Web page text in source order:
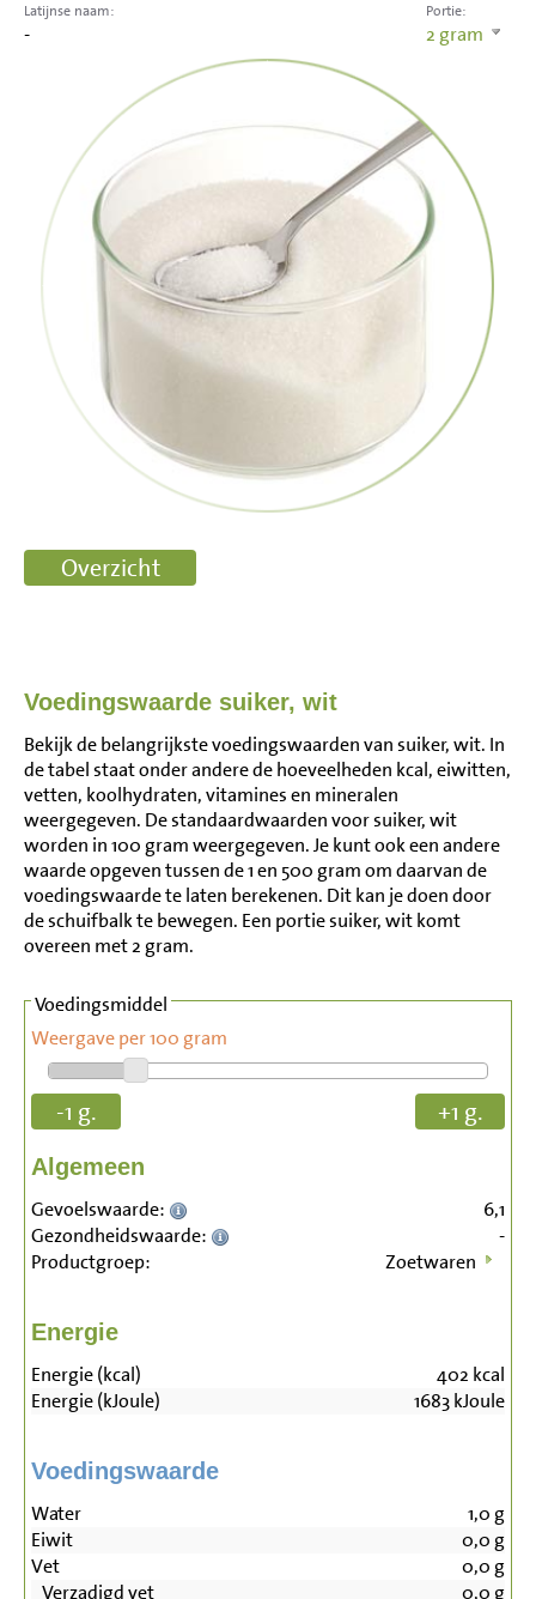
Portie:
2 gram
Latijnse naam:
-
Voedingswaarde suiker, wit
Bekijk de belangrijkste voedingswaarden van suiker, wit. In
de tabel staat onder andere de hoeveelheden kcal, eiwitten,
vetten, koolhydraten, vitamines en mineralen
weergegeven. De standaardwaarden voor suiker, wit
worden in 100 gram weergegeven. Je kunt ook een andere
waarde opgeven tussen de 1 en 500 gram om daarvan de
voedingswaarde te laten berekenen. Dit kan je doen door
de schuifbalk te bewegen. Een portie suiker, wit komt
overeen met 2 gram.
Voedingsmiddel
Weergave per 100 gram
-1 g. +1 g.
Algemeen
Gevoelswaarde:
6,1
Gezondheidswaarde:
-
Productgroep:
Zoetwaren
Energie
Energie (kcal) 402 kcal
Energie (kJoule)
1683kJoule
Voedingswaarde
Water 1,0 g
Eiwit
0,0 g
Vet
0,0 g
Verzadigd vet
0,0 g